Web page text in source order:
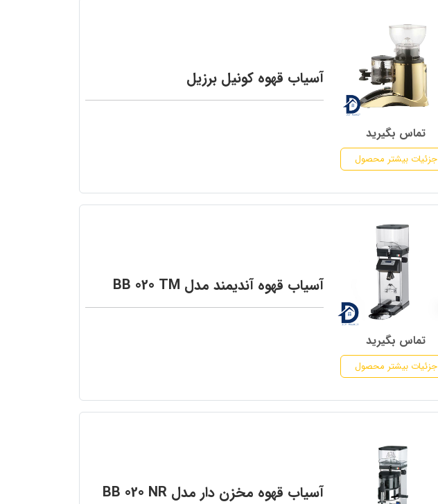
تماس بگیرید
جزئیات بیشتر محصول
آسیاب قهوه کونیل برزیل
تماس بگیرید
جزئیات بیشتر محصول
آسیاب قهوه آندیمند مدل BB 020 TM
آسیاب قهوه مخزن دار مدل BB 020 NR